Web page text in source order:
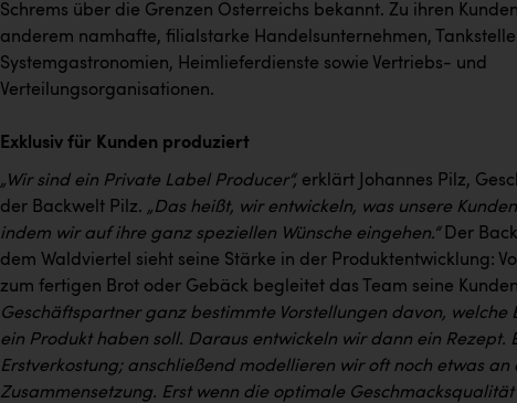
Schrems über die Grenzen Österreichs bekannt. Zu ihren
anderem namhafte, filialstarke Handelsunternehmen,
Systemgastronomien, Heimlieferdienste sowie Vertriebs- und
Verteilungsorganisationen.
Exklusiv für Kunden produziert
„Wir sind ein Private Label Producer“, erklärt Johannes Pilz,
der Backwelt Pilz. „Das heißt, wir entwickeln, was unsere
indem wir auf ihre ganz speziellen Wünsche eingehen.“Der
dem Waldviertel sieht seine Stärke in der Produktentwicklung:
zum fertigen Brot oder Gebäck begleitet das Team seine
Geschäftspartner ganz bestimmte Vorstellungen davon, welche
ein Produkt haben soll. Daraus entwickeln wir dann ein Rezept.
Erstverkostung; anschließend modellieren wir oft noch etwas an
Zusammensetzung. Erst wenn die optimale